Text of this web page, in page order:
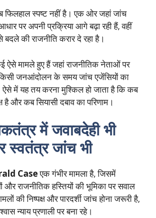
फिलहाल स्पष्ट नहीं है। एक ओर जहां जांच
पर अपनी प्रक्रिया आगे बढ़ा रही हैं, वहीं
बदले की राजनीति करार दे रहा है।
ऐसे मामले हुए हैं जहां राजनीतिक नेताओं पर
जनआंदोलन के समय जांच एजेंसियों का
में यह तय करना मुश्किल हो जाता है कि कब
है और कब सियासी दबाव का परिणाम।
में जवाबदेही भी
जांच भी
Caseएक गंभीर मामला है, जिसमें
और राजनीतिक हस्तियों की भूमिका पर सवाल
की निष्पक्ष और पारदर्शी जांच होना जरूरी है,
न्याय प्रणाली पर बना रहे।